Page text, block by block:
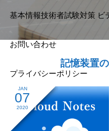
基本情報技術者試験対策 ビ
お問い合わせ
プライバシーポリシー
記憶装置
JAN
07
2020